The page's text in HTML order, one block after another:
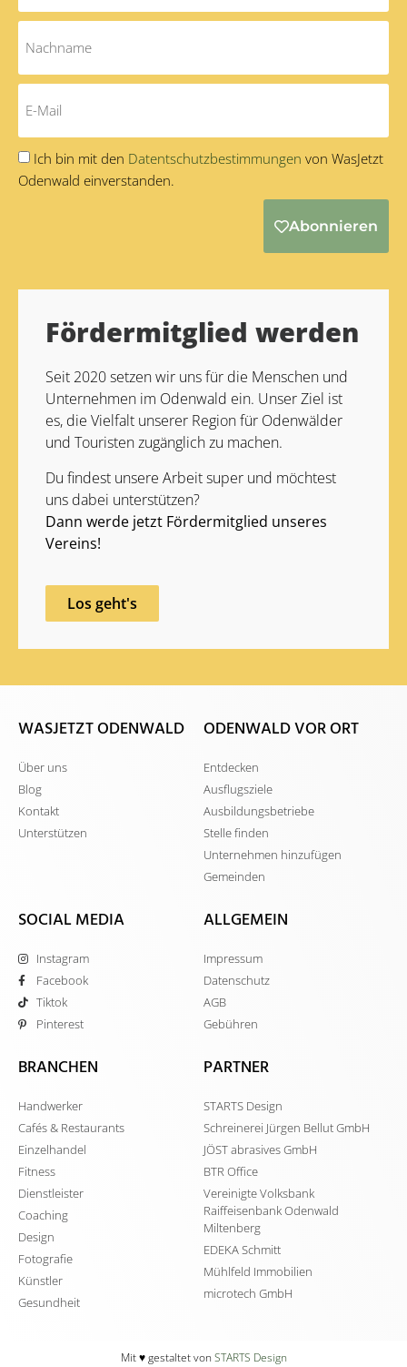
Ich bin mit den Datentschutzbestimmungen von WasJetzt
Odenwald einverstanden.
Abonnieren
Fördermitglied werden
Seit 2020 setzen wir uns für die Menschen und
Unternehmen im Odenwald ein. Unser Ziel ist
es, die Vielfalt unserer Region für Odenwälder
und Touristen zugänglich zu machen.
Du findest unsere Arbeit super und möchtest
uns dabei unterstützen?
Dann werde jetzt Fördermitglied unseres
Vereins!
Los geht's
WASJETZT ODENWALD
Über uns
Blog
Kontakt
Unterstützen
ODENWALD VOR ORT
Entdecken
Ausflugsziele
Ausbildungsbetriebe
Stelle finden
Unternehmen hinzufügen
Gemeinden
SOCIAL MEDIA
Instagram
Facebook
Tiktok
Pinterest
ALLGEMEIN
Impressum
Datenschutz
AGB
Gebühren
BRANCHEN
Handwerker
Cafés & Restaurants
Einzelhandel
Fitness
Dienstleister
Coaching
Design
Fotografie
Künstler
Gesundheit
PARTNER
STARTS Design
Schreinerei Jürgen Bellut GmbH
JÖST abrasives GmbH
BTR Office
Vereinigte Volksbank
Raiffeisenbank Odenwald
Miltenberg
EDEKA Schmitt
Mühlfeld Immobilien
microtech GmbH
Mit ♥️ gestaltet von STARTS Design